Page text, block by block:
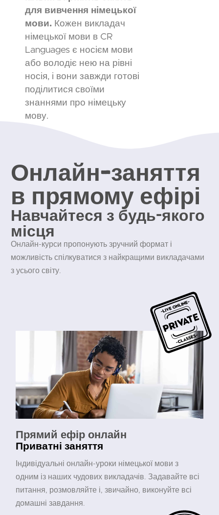
для вивчення німецької
мови. Кожен викладач
німецької мови в CR
Languages є носієм мови
або володіє нею на рівні
носія, і вони завжди готові
поділитися своїми
знаннями про німецьку
мову.
Онлайн-заняття
в прямому ефірі
Навчайтеся з будь-якого
місця
Онлайн-курси пропонують зручний формат і
можливість спілкуватися з найкращими викладачами
з усього світу.
Прямий ефір онлайн
Приватні заняття
Індивідуальні онлайн-уроки німецької мови з
одним із наших чудових викладачів. Задавайте всі
питання, розмовляйте і, звичайно, виконуйте всі
домашні завдання.